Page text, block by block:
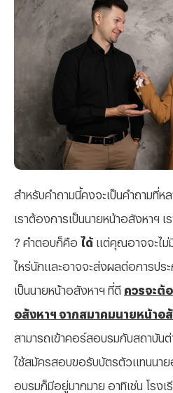
สำหรับคำถามนี้คงจะเป็นคำถามที่ห
เราต้องการเป็นนายหน้าอสังหาฯ เ
? คำตอบก็คือ ได้ แต่คุณอาจจะไม่
ไหร่นักและอาจจะส่งผลต่อการปร
เป็นนายหน้าอสังหาฯ ที่ดี ควรจะต้
อสังหาฯ จากสมาคมนายหน้าอ
สามารถเข้าคอร์สอบรมกับสถาบัน
ใช้สมัครสอบขอรับบัตรตัวแทนนาย
อบรมก็มีอยู่มากมาย อาทิเช่น โรง